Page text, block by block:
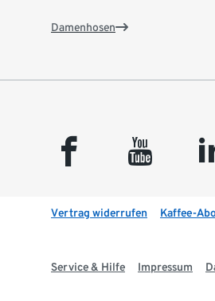
Damenhosen
facebook youtube
Vertrag widerrufen Kaffee-
Service & Hilfe Impressum